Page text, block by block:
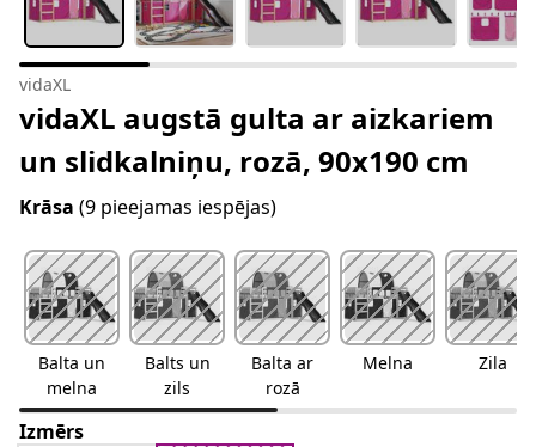
vidaXL
vidaXL augstā gulta ar aizkariem
un slidkalniņu, rozā, 90x190 cm
Krāsa (9 pieejamas iespējas)
Balta un
melna
Balts un
zils
Balta ar
rozā
Melna Zila
Izmērs